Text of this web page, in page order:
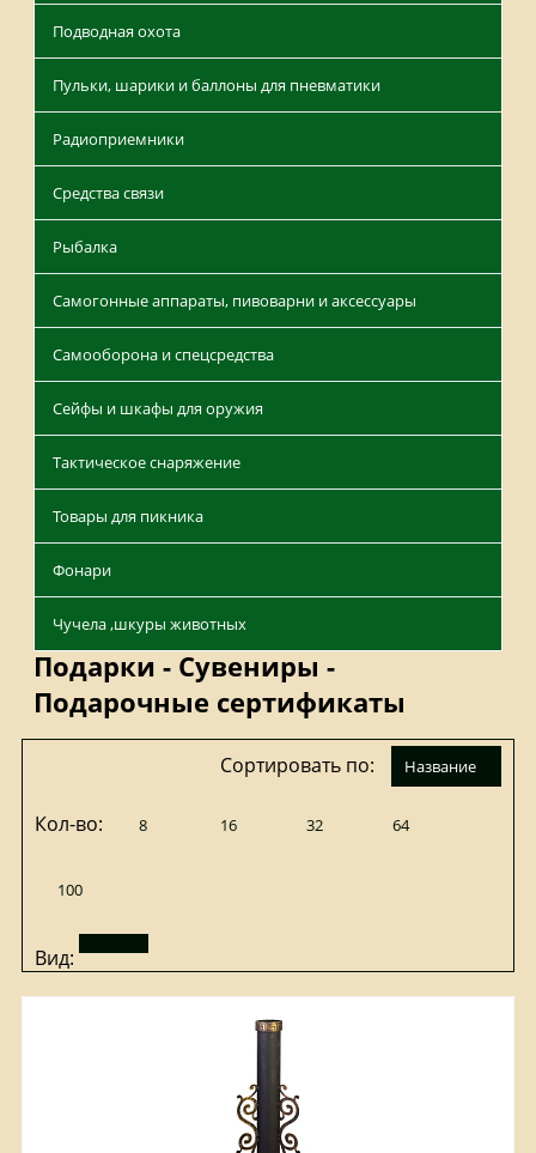
Подводная охота
Пульки, шарики и баллоны для пневматики
Радиоприемники
Средства связи
Рыбалка
Самогонные аппараты, пивоварни и аксессуары
Самооборона и спецсредства
Сейфы и шкафы для оружия
Тактическое снаряжение
Товары для пикника
Фонари
Чучела ,шкуры животных
Подарки - Сувениры -
Подарочные сертификаты
Сортировать по: название
Кол-во: 8 16 32 64
100
Вид: